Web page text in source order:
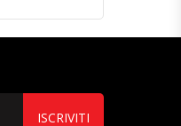
ISCRIVITI